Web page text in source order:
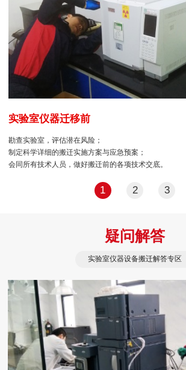
实验室仪器迁移前
勘查实验室，评估潜在风险；
制定科学详细的搬迁实施方案与应急预案；
会同所有技术人员，做好搬迁前的各项技术交底。
1 2 3
疑问解答
实验室仪器设备搬迁解答专区